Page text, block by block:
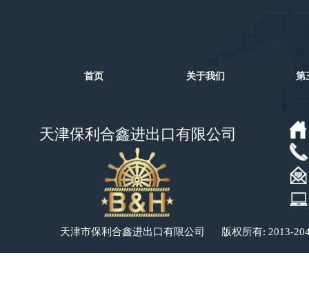
首页 关于我们 第
天津保利合鑫进出口有限公司
天津市保利合鑫进出口有限公司 版权所有: 2013-